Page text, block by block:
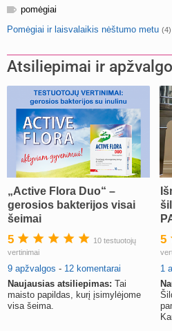
pomėgiai
Pomėgiai ir laisvalaikis nėštumo metu (4)
Atsiliepimai ir
„Active Flora Duo“ –
gerosios bakterijos visai
šeimai
5
10 testuotojų
vertinimai
9 apžvalgos - 12 komentarai
Naujausias atsiliepimas: Tai
maisto papildas, kurį įsimylėjome
visa šeima.
5
1